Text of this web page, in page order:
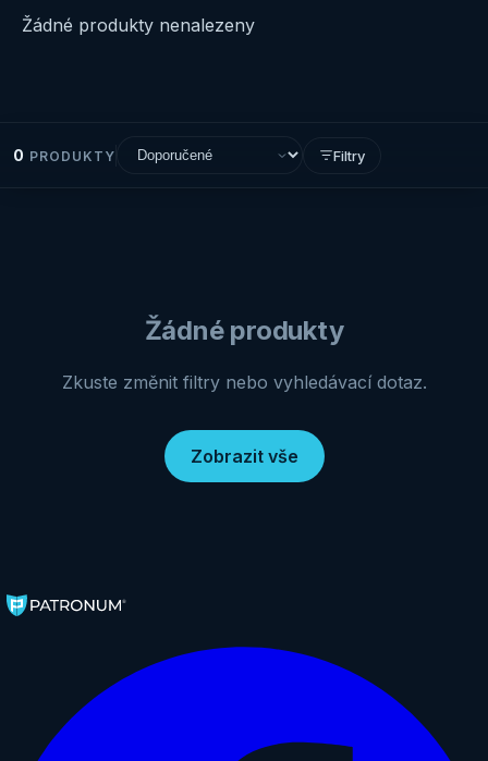
Žádné produkty nenalezeny
0 PRODUKTY Filtry
Žádné produkty
Zkuste změnit filtry nebo vyhledávací dotaz.
Zobrazit vše